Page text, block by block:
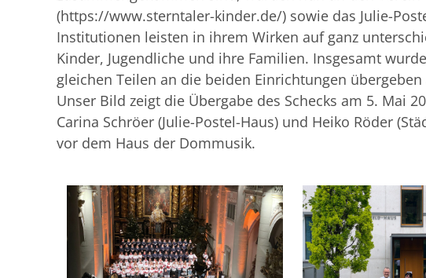
(https://www.sterntaler-kinder.de/) sowie das Julie-
Institutionen leisten in ihrem Wirken auf ganz
Kinder, Jugendliche und ihre Familien. Insgesamt
gleichen Teilen an die beiden Einrichtungen übergeben
Unser Bild zeigt die Übergabe des Schecks am 5. Mai
Carina Schröer (Julie-Postel-Haus) und Heiko Röder
vor dem Haus der Dommusik.